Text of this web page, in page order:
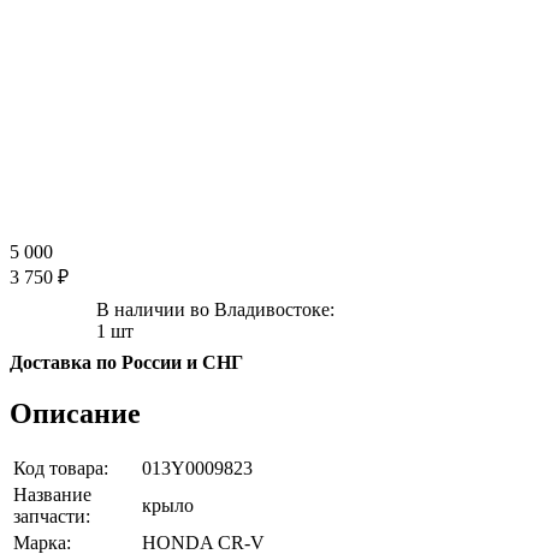
5 000
3 750 ₽
В наличии во Владивостоке:
1 шт
Доставка по России и СНГ
Описание
Код товара:
013Y0009823
Название
запчасти:
крыло
Марка:
HONDA CR-V